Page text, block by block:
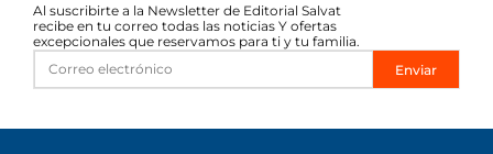
Al suscribirte a la Newsletter de Editorial Salvat
recibe en tu correo todas las noticias Y ofertas
excepcionales que reservamos para ti y tu familia.
Enviar